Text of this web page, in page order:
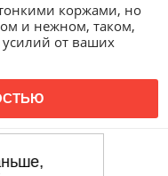
коржами, но
и нежном, таком,
усилий от ваших